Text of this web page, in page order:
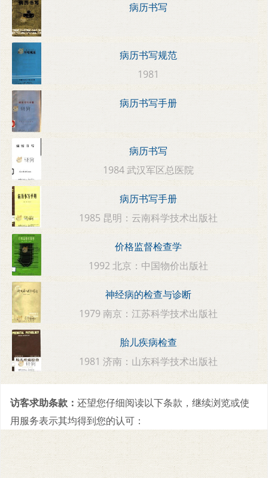
病历书写
病历书写规范
1981
病历书写手册
病历书写
1984 武汉军区总医院
病历书写手册
1985 昆明：云南科学技术出版社
价格监督检查学
1992 北京：中国物价出版社
神经病的检查与诊断
1979 南京：江苏科学技术出版社
胎儿疾病检查
1981 济南：山东科学技术出版社
访客求助条款： 还望您仔细阅读以下条款，继续浏览或使
用服务表示其均得到您的认可：